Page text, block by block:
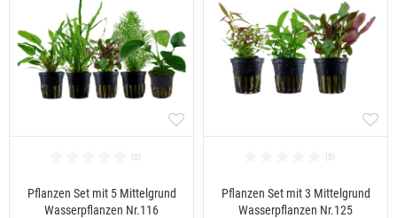
Pflanzen Set mit 5 Mittelgrund
Wasserpflanzen Nr.116
Pflanzen Set mit 3 Mittelgrund
Wasserpflanzen Nr.125